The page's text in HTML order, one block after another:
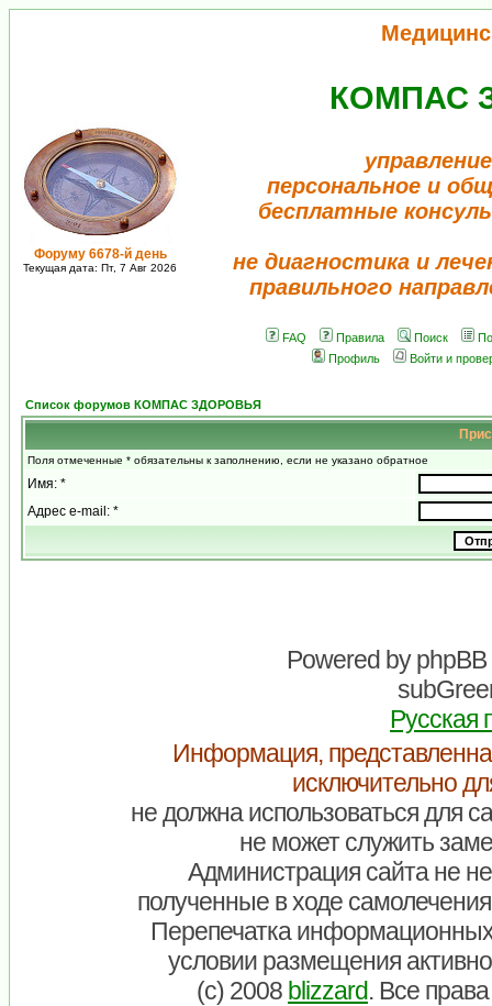
Форуму 6678-й день
Текущая дата: Пт, 7 Авг 2026
КОМПАС
персональное и
бесплатные
не диагностика и
правильного
FAQ Правила Поиск
Профиль
Войти и
Список форумов КОМПАС ЗДОРОВЬЯ
Поля отмеченные * обязательны к заполнению, если не указано обратное
Имя: *
Адрес e-mail: *
Powered byphpBB
Русская
Информация,
исключительно
не должна использоваться для
не может служить
Администрация сайта не
полученные в ходе
Перепечатка
условии размещения
(c) 2008 blizzard. Все